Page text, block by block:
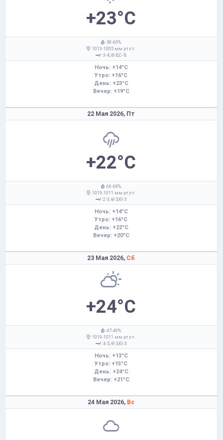
+23°C
: 58-60%
: 1013-1005 мм рт.ст.
: 3-4,
В,С-В
Ночь: +14°C
Утро: +16°C
День: +23°C
Вечер: +19°C
22 Мая 2026, Пт
+22°C
: 66-68%
: 1019-1011 мм рт.ст.
: 2-3,
З,Ю-З
Ночь: +14°C
Утро: +16°C
День: +22°C
Вечер: +20°C
23 Мая 2026, Сб
+24°C
: 47-49%
: 1019-1011 мм рт.ст.
: 4-5,
З,Ю-З
Ночь: +13°C
Утро: +15°C
День: +24°C
Вечер: +21°C
24 Мая 2026, Вс